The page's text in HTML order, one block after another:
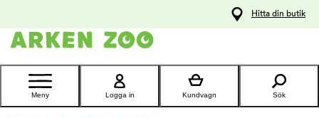
Kontakta
Hitta din butik
Meny Logga in Kundvagn Sök